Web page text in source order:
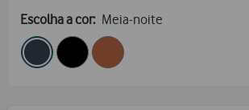
Escolha a cor: Meia-noite